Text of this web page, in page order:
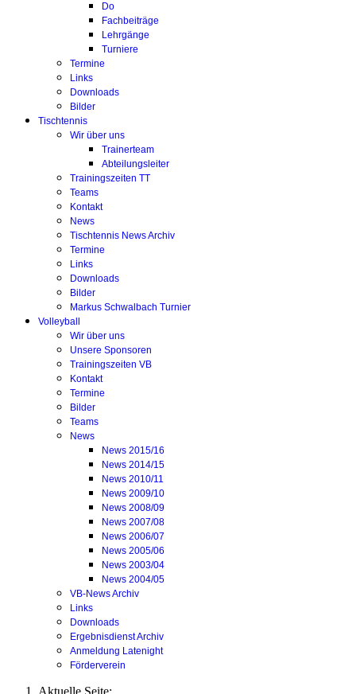
Do
Fachbeiträge
Lehrgänge
Turniere
Termine
Links
Downloads
Bilder
Tischtennis
Wir über uns
Trainerteam
Abteilungsleiter
Trainingszeiten TT
Teams
Kontakt
News
Tischtennis News Archiv
Termine
Links
Downloads
Bilder
Markus Schwalbach Turnier
Volleyball
Wir über uns
Unsere Sponsoren
Trainingszeiten VB
Kontakt
Termine
Bilder
Teams
News
News 2015/16
News 2014/15
News 2010/11
News 2009/10
News 2008/09
News 2007/08
News 2006/07
News 2005/06
News 2003/04
News 2004/05
VB-News Archiv
Links
Downloads
Ergebnisdienst Archiv
Anmeldung Latenight
Förderverein
Aktuelle Seite: